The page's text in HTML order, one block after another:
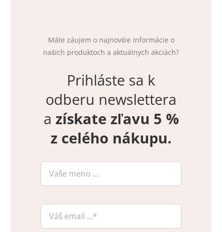
Máte záujem o najnovšie informácie o
našich produktoch a aktuálnych akciách?
Prihláste sa k
odberu newslettera
a získate zľavu 5 %
z celého nákupu.